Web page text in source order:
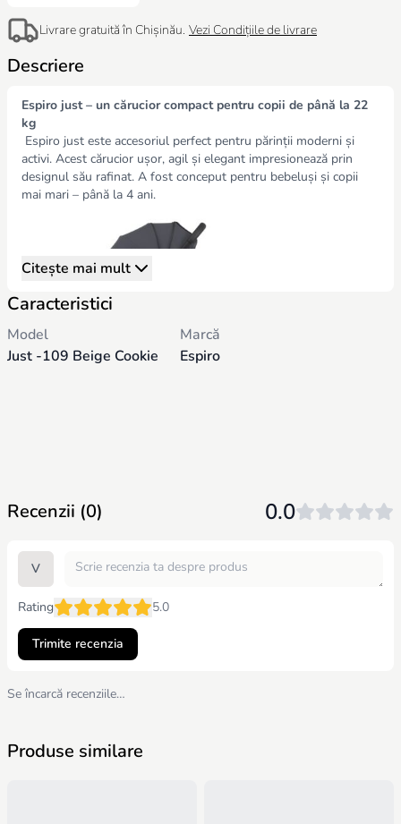
Livrare gratuită în Chișinău. Vezi Condițiile de livrare
Descriere
Espiro just – un cărucior compact pentru copii de până la 22
kg
Espiro just este accesoriul perfect pentru părinții moderni și
activi. Acest cărucior ușor, agil și elegant impresionează prin
designul său rafinat. A fost conceput pentru bebeluși și copii
mai mari – până la 4 ani.
Citește mai mult
Caracteristici
Model
Just -109 Beige Cookie
Marcă
Espiro
Recenzii (0) 0.0
V
Rating 5.0
Trimite recenzia
Se încarcă recenziile…
Produse similare